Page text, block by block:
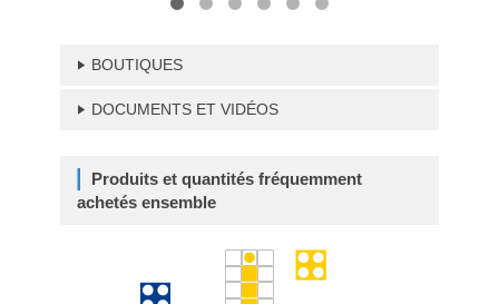
BOUTIQUES
DOCUMENTS ET VIDÉOS
Produits et quantités fréquemment
achetés ensemble